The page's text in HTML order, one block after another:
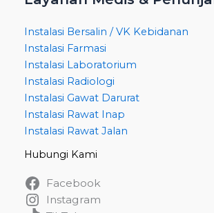
Instalasi Bersalin / VK Kebidanan
Instalasi Farmasi
Instalasi Laboratorium
Instalasi Radiologi
Instalasi Gawat Darurat
Instalasi Rawat Inap
Instalasi Rawat Jalan
Hubungi Kami
Facebook
Instagram